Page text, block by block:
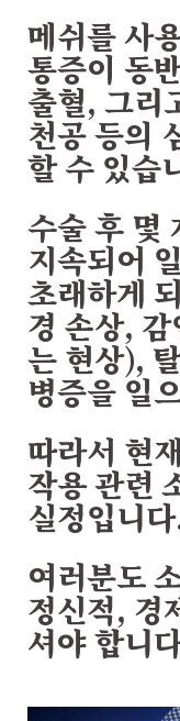
메쉬를 사
통증이 동
출혈, 그리
천공 등의
할 수 있습
수술 후 몇
지속되어
초래하게
경 손상,
는 현상),
병증을 일
따라서 현
작용 관련
실정입니
여러분도
정신적, 경
셔야 합니